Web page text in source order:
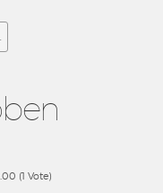
(1 Vote)